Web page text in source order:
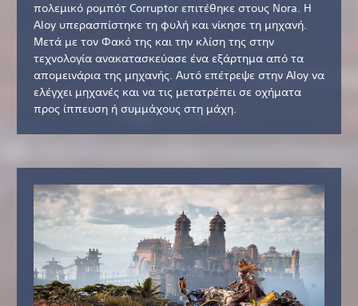
πολεμικό ρομπότ Corruptor επιτέθηκε στους Nora. Η
Aloy υπερασπίστηκε τη φυλή και νίκησε τη μηχανή.
Μετά με τον Φακό της και την κλίση της στην
τεχνολογία ανακατασκεύασε ένα εξάρτημα από τα
απομεινάρια της μηχανής. Αυτό επέτρεψε στην Aloy να
ελέγχει μηχανές και να τις μετατρέπει σε οχήματα
προς ίππευση ή συμμάχους στη μάχη.